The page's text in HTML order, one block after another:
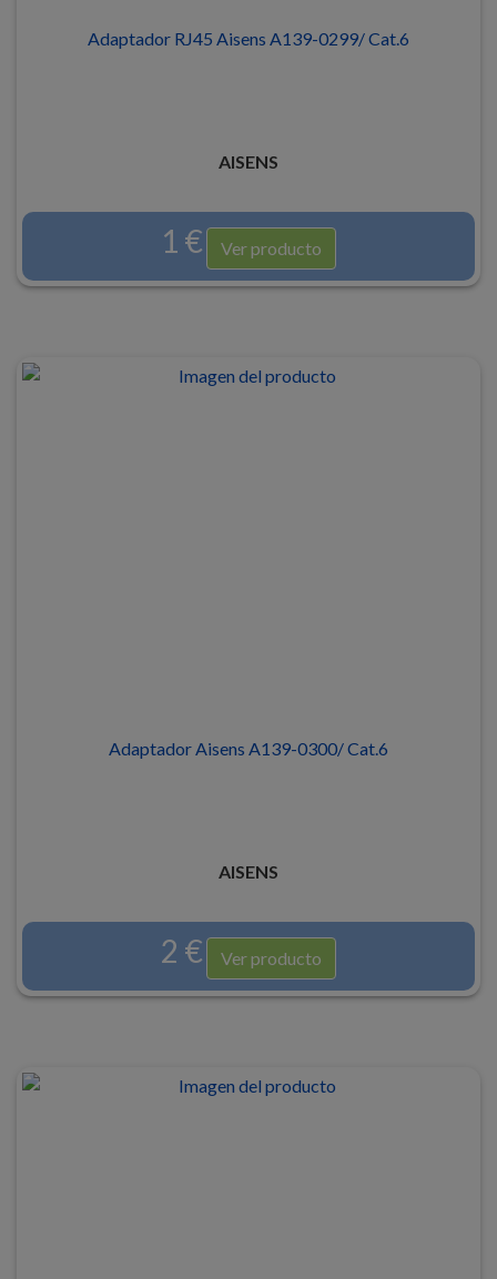
Adaptador RJ45 Aisens A139-0299/ Cat.6
AISENS
1 € Ver producto
Adaptador Aisens A139-0300/ Cat.6
AISENS
2 € Ver producto